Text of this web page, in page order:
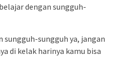
dengan sungguh-
sungguh-sungguh ya, jangan
di kelak harinya kamu bisa